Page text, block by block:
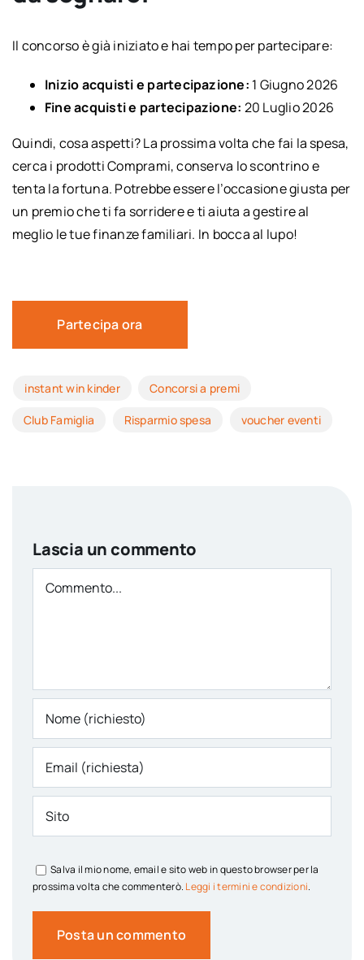
Il concorso è già iniziato e hai tempo per partecipare:
Inizio acquisti e partecipazione: 1 Giugno 2026
Fine acquisti e partecipazione: 20 Luglio 2026
Quindi, cosa aspetti? La prossima volta che fai la spesa,
cerca i prodotti Comprami, conserva lo scontrino e
tenta la fortuna. Potrebbe essere l’occasione giusta per
un premio che ti fa sorridere e ti aiuta a gestire al
meglio le tue finanze familiari. In bocca al lupo!
Partecipa ora
instant win kinder Concorsi a premi
Club Famiglia Risparmio spesa voucher eventi
Lascia un commento
Comment
Salva il mio nome, email e sito web in questo browser per la
prossima volta che commenterò. Leggi i termini e condizioni.